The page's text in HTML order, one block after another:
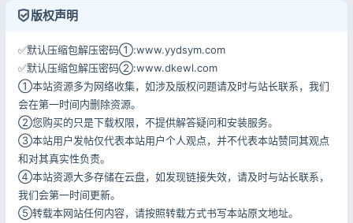
版权声明
✅默认压缩包解压密码①:www.yydsym.com
✅默认压缩包解压密码②:www.dkewl.com
①本站资源多为网络收集，如涉及版权问题请及时与站长联系，我们
会在第一时间内删除资源。
②您购买的只是下载权限，不提供解答疑问和安装服务。
③本站用户发帖仅代表本站用户个人观点，并不代表本站赞同其观点
和对其真实性负责。
④本站资源大多存储在云盘，如发现链接失效，请及时与站长联系，
我们会第一时间更新。
⑤转载本网站任何内容，请按照转载方式书写本站原文地址。
记住登录 忘记密码?
登录